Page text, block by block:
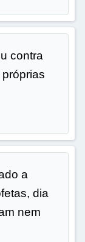
contra
a
dia
nem